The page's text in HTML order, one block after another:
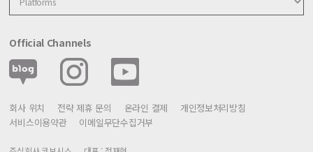
Official Channels
회사 위치 전략 제휴 문의 온라인 결제
개인정보처리방침
서비스이용약관
이메일무단수집거부